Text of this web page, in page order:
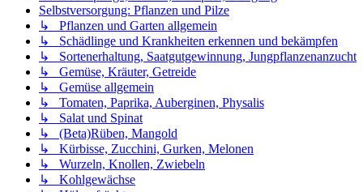
Selbstversorgung: Pflanzen und Pilze
↳ Pflanzen und Garten allgemein
↳ Schädlinge und Krankheiten erkennen und bekämpfen
↳ Sortenerhaltung, Saatgutgewinnung, Jungpflanzenanzucht
↳ Gemüse, Kräuter, Getreide
↳ Gemüse allgemein
↳ Tomaten, Paprika, Auberginen, Physalis
↳ Salat und Spinat
↳ (Beta)Rüben, Mangold
↳ Kürbisse, Zucchini, Gurken, Melonen
↳ Wurzeln, Knollen, Zwiebeln
↳ Kohlgewächse